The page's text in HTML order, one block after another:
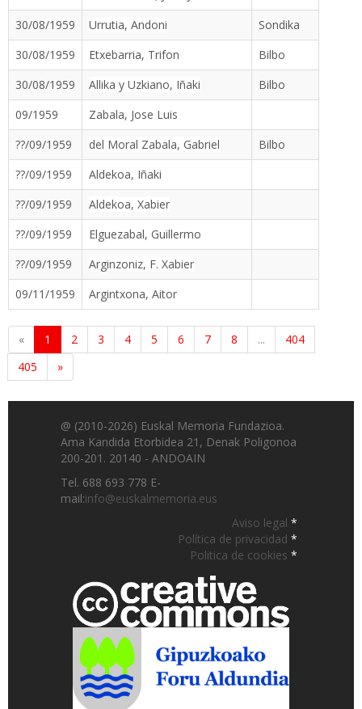
30/08/1959
Urrutia, Andoni
Sondika
30/08/1959
Etxebarria, Trifon
Bilbo
30/08/1959
Allika y Uzkiano, Iñaki
Bilbo
09/1959
Zabala, Jose Luis
??/09/1959
del Moral Zabala, Gabriel
Bilbo
??/09/1959
Aldekoa, Iñaki
??/09/1959
Aldekoa, Xabier
??/09/1959
Elguezabal, Guillermo
??/09/1959
Arginzoniz, F. Xabier
09/11/1959
Argintxona, Aitor
« 1 2 3 4 5 6 7 8 ...
404
405
»
@ (2010-2026) Euskal Memoria Fundazioa.
Ama Kandida Etorbidea 21, Denak Poligonoa
200-201. 20140 - ANDOAIN
Tel. 688 693 778 E-
mail:info@euskalmemoria.eus
Aviso legal *
Política de privacidad *
Politica de cookies *